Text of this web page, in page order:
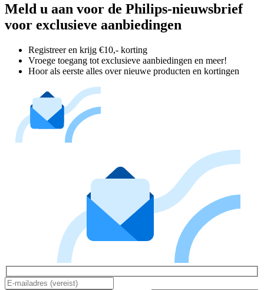
Meld u aan voor de Philips-nieuwsbrief
voor exclusieve aanbiedingen
Registreer en krijg €10,- korting
Vroege toegang tot exclusieve aanbiedingen en meer!
Hoor als eerste alles over nieuwe producten en kortingen